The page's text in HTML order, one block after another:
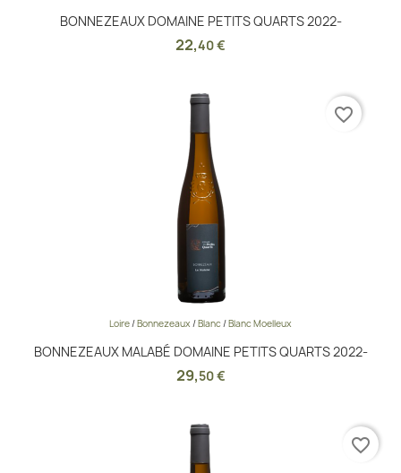
BONNEZEAUX DOMAINE PETITS QUARTS 2022-
22,40 €
Loire/Bonnezeaux /Blanc/Blanc Moelleux
BONNEZEAUX MALABÉ DOMAINE PETITS QUARTS 2022-
29,50 €
favorite_border
favorite_border